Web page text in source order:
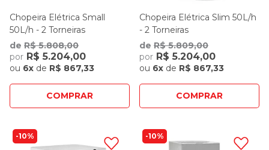
Chopeira Elétrica Small
50L/h - 2 Torneiras
de R$ 5.808,00
por R$ 5.204,00
ou 6x de R$ 867,33
COMPRAR
Chopeira Elétrica Slim 50L/h
- 2 Torneiras
de R$ 5.809,00
por R$ 5.204,00
ou 6x de R$ 867,33
COMPRAR
10% 10%